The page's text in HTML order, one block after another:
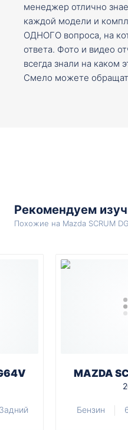
менеджер отлично
каждой модели и
ОДНОГО вопроса, на
ответа. Фото и видео
всегда знали на каком
Смело можете
Рекомендуем
Похожие на Mazda SCRUM
MAZDA
Бензин